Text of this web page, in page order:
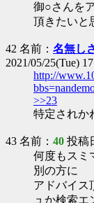
御○さんを
頂きたいと
42 名前： 名無し
2021/05/25(Tue)
http://
>>23
特定されか
43 名前： 40 投稿
何度もス
別の方に
アドバイス
ュか検索エ